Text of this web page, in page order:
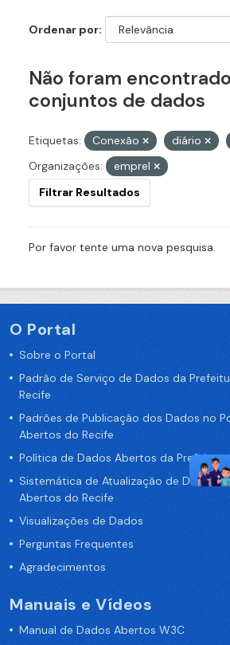
Ordenar por
Não foram
conjuntos de dados
Etiquetas: Conexão diário
Organizações:
emprel
Filtrar Resultados
Por favor tente uma nova pesquisa.
O Portal
Sobre o Portal
Padrão de Serviço de Dados da
Recife
Padrões de Publicação dos Dados no
Abertos do Recife
Política de Dados Abertos da
Sistemática de Atualização de Dados
Abertos do Recife
Visualizações de Dados
Perguntas Frequentes
Agradecimentos
Manuais e Vídeos
Manual de Dados Abertos W3C